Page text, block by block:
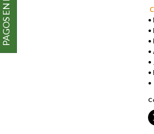
•
•
•
•
•
•
•